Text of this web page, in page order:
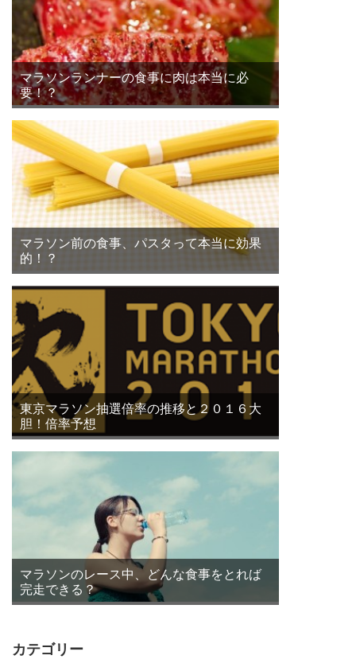
マラソンランナーの食事に肉は本当に必
要！？
マラソン前の食事、パスタって本当に効果
的！？
東京マラソン抽選倍率の推移と２０１６大
胆！倍率予想
マラソンのレース中、どんな食事をとれば
完走できる？
カテゴリー